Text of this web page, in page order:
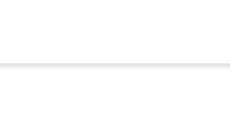
2026-